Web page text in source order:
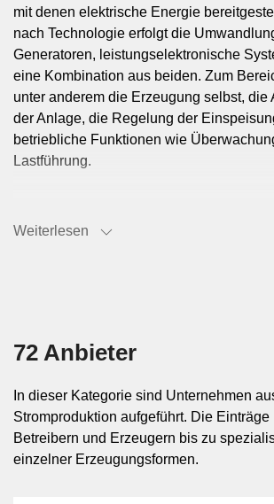
mit denen elektrische Energie
nach Technologie erfolgt die
Generatoren, leistungselektronische
eine Kombination aus beiden. Zum
unter anderem die Erzeugung selbst, die
der Anlage, die Regelung der
betriebliche Funktionen wie
Lastführung.
Typische Kontexte der
übergeordnete Netze ein und
Dezentrale Anlagen finden sich auf
Industriearealen, bei Infrastrukturbauten
lokaler Versorgungslösungen, etwa wenn
Eigenverbrauch und Netzeinspeisung
Weiterlesen
72 Anbieter
In dieser Kategorie sind Unternehmen
Stromproduktion aufgeführt. Die Einträge
Betreibern und Erzeugern bis zu
einzelner Erzeugungsformen.